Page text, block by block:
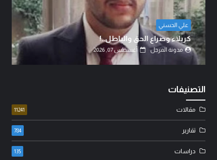
الشيخ الدكتور عبد الرضا البهادلي
دماءُ أبنائنا ليست رخيصة..!
مدونة المرجل أغسطس 07, 2026
التصنيفات
مقالات 11241
تقارير 784
دراسات 135